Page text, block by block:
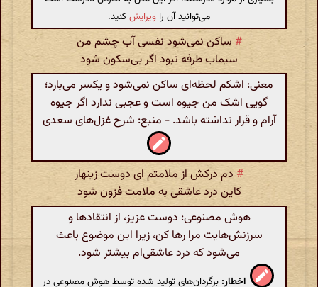
می‌توانید آن را ویرایشکنید.
# ساکن نمی‌شود نفسی آب چشم من
سیماب طرفه نبود اگر بی‌سکون شود
معنى: اشکم لحظه‌ای ساکن نمی‌شود و یکسر می‌بارد؛
گویی اشک من جیوه است و عجبی ندارد اگر جیوه
آرام و قرار نداشته باشد. - منبع: شرح غزل‌های سعدی
# دم درکش از ملامتم ای دوست زینهار
کاین درد عاشقی به ملامت فزون شود
هوش مصنوعی: دوست عزیز، از انتقادها و
سرزنش‌هایت مرا رها کن، زیرا این موضوع باعث
می‌شود که درد عاشقی‌ام بیشتر شود.
اخطار: برگردان‌های تولید شده توسط هوش مصنوعی در